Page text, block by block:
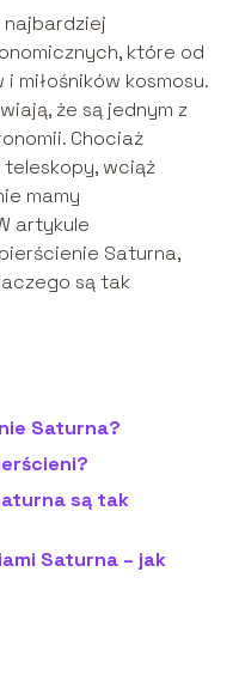
które od
miłośników kosmosu.
że są jednym z
Chociaż
wciąż
mamy
artykule
Saturna,
są tak
Saturna?
są tak
Saturna – jak